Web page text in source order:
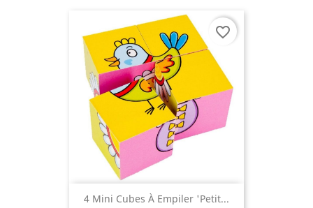
4 Mini Cubes À Empiler 'Petit...
favorite_border